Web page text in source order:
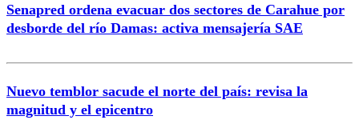
Senapred ordena evacuar dos sectores de Carahue por
desborde del río Damas: activa mensajería SAE
Nuevo temblor sacude el norte del país: revisa la
magnitud y el epicentro